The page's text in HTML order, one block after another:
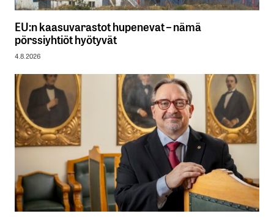
EU:n kaasuvarastot hupenevat – nämä
pörssiyhtiöt hyötyvät
4.8.2026